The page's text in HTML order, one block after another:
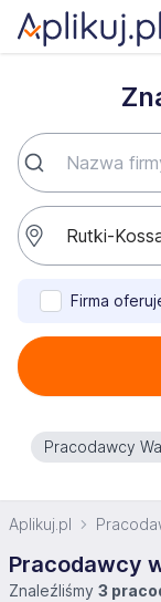
Firma
Pracodawcy
Aplikuj.pl
Pracodawcy
Znaleźliśmy 3